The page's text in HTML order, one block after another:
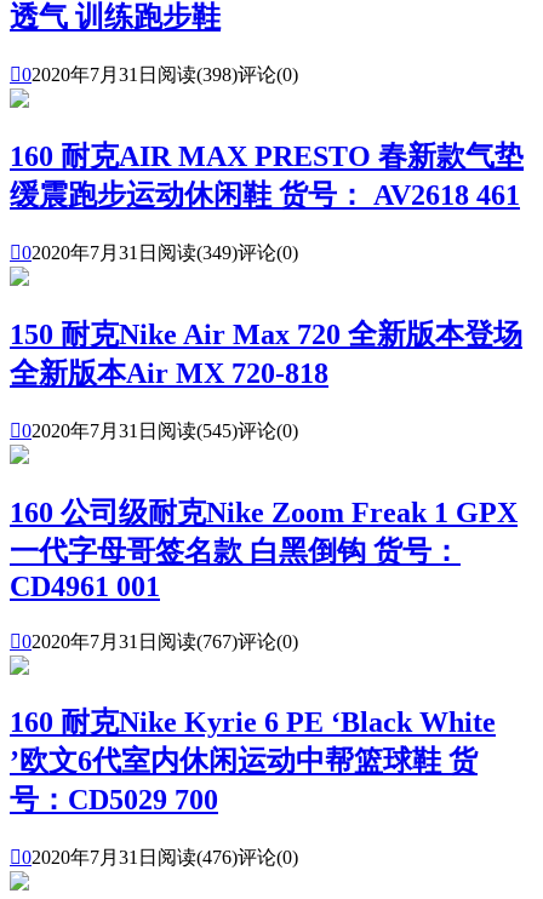
透气 训练跑步鞋
02020年7月31日 阅读(398)评论(0)
160 耐克AIR MAX PRESTO 春新款气垫
缓震跑步运动休闲鞋 货号： AV2618 461
02020年7月31日 阅读(349)评论(0)
150 耐克Nike Air Max 720 全新版本登场
全新版本Air MX 720-818
02020年7月31日 阅读(545)评论(0)
160 公司级耐克Nike Zoom Freak 1 GPX
一代字母哥签名款 白黑倒钩 货号：
CD4961 001
02020年7月31日 阅读(767)评论(0)
160 耐克Nike Kyrie 6 PE ‘Black White
’欧文6代室内休闲运动中帮篮球鞋 货
号：CD5029 700
02020年7月31日 阅读(476)评论(0)